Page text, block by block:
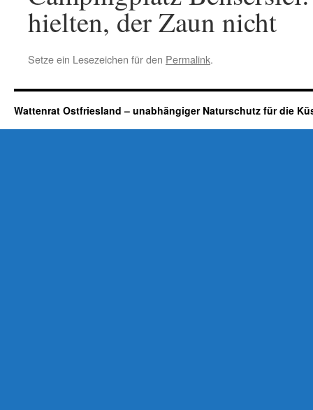
hielten, der Zaun nicht
Setze ein Lesezeichen für den Permalink.
Wattenrat Ostfriesland – unabhängiger Naturschutz für die